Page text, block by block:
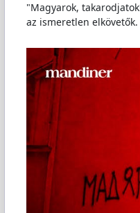
"Magyarok,
az ismeretlen elkövetők.